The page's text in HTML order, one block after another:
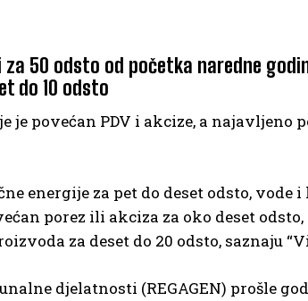
50 odsto od početka naredne
do 10 odsto
je povećan PDV i akcize, a najavljeno
energije za pet do deset odsto, vode
porez ili akciza za oko deset
za deset do 20 odsto, saznaju
djelatnosti (REGAGEN) prošle